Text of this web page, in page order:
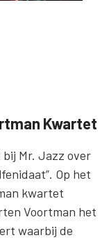
Kwartet
Mr. Jazz over
Op het
kwartet
Voortman het
waarbij de